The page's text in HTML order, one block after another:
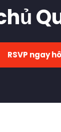
RSVP ngay